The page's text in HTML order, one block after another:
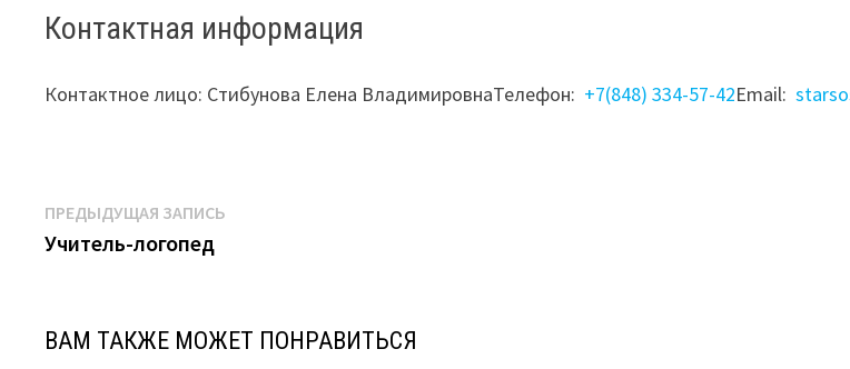
Контактная информация
Контактное лицо: Стибунова Елена ВладимировнаТелефон: +7(848) 334-57-42Email:
Навигация
по
ПРЕДЫДУЩАЯ ЗАПИСЬ
Учитель-логопед
ВАМ ТАКЖЕ МОЖЕТ ПОНРАВИТЬСЯ